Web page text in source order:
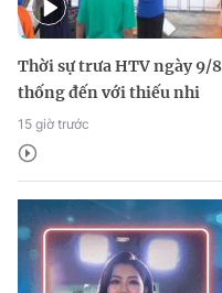
Thời sự trưa HTV ngày 9/
thống đến với thiếu nhi
15 giờ trước